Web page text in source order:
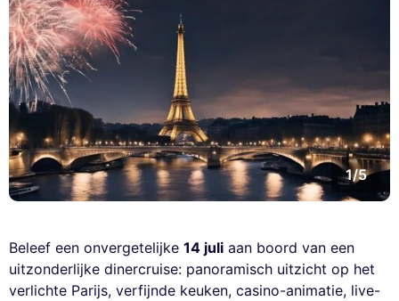
1/5
Beleef een onvergetelijke 14 juli aan boord van een
uitzonderlijke dinercruise: panoramisch uitzicht op het
verlichte Parijs, verfijnde keuken, casino-animatie, live-